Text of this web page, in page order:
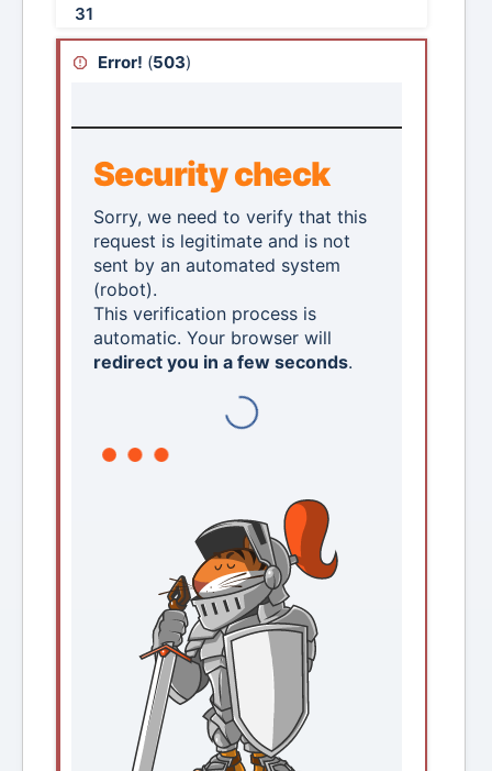
31
Error! (503)
Security check
Sorry, we need to verify that this
request is legitimate and is not
sent by an automated system
(robot).
This verification process is
automatic. Your browser will
redirect you in a few seconds.